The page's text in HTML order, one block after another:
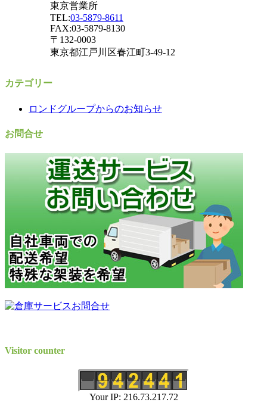
東京営業所
TEL:03-5879-8611
FAX:03-5879-8130
〒132-0003
東京都江戸川区春江町3-49-12
カテゴリー
ロンドグループからのお知らせ
お問合せ
Visitor counter
Your IP: 216.73.217.72